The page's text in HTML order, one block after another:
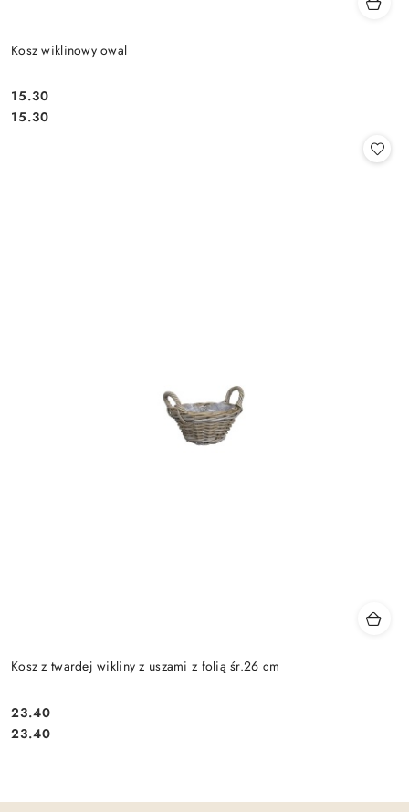
Kosz wiklinowy owal
Cena:
15.30
Cena:
15.30
Kosz z twardej wikliny z uszami z folią śr.26 cm
Cena:
23.40
Cena:
23.40